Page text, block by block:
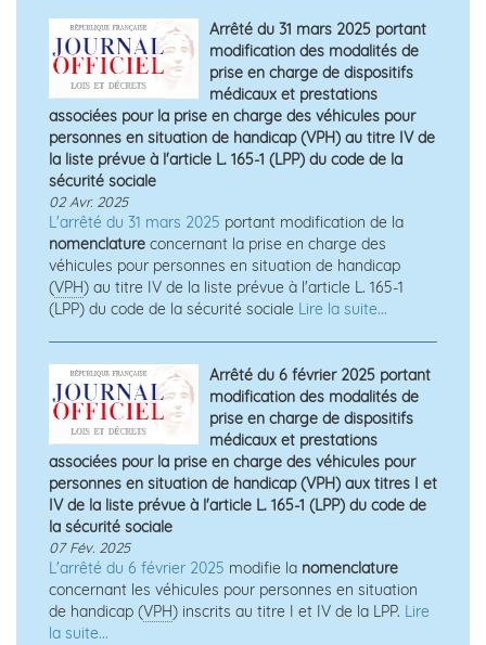
Arrêté du 31 mars 2025 portant
modification des modalités de
prise en charge de dispositifs
médicaux et prestations
associées pour la prise en charge des véhicules pour
personnes en situation de handicap (VPH) au titre IV de
la liste prévue à l'article L. 165-1 (LPP) du code de la
sécurité sociale
02 Avr. 2025
L'arrêté du 31 mars 2025 portant modification de la
nomenclature concernant la prise en charge des
véhicules pour personnes en situation de handicap
(VPH) au titre IV de la liste prévue à l'article L. 165-1
(LPP) du code de la sécurité sociale Lire la suite...
Arrêté du 6 février 2025 portant
modification des modalités de
prise en charge de dispositifs
médicaux et prestations
associées pour la prise en charge des véhicules pour
personnes en situation de handicap (VPH) aux titres I et
IV de la liste prévue à l'article L. 165-1 (LPP) du code de
la sécurité sociale
07 Fév. 2025
L'arrêté du 6 février 2025 modifie la nomenclature
concernant les véhicules pour personnes en situation
de handicap (VPH) inscrits au titre I et IV de la LPP. Lire
la suite...